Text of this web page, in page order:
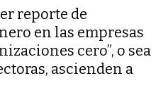
reporte de
en las empresas
cero”, o sea
ascienden a